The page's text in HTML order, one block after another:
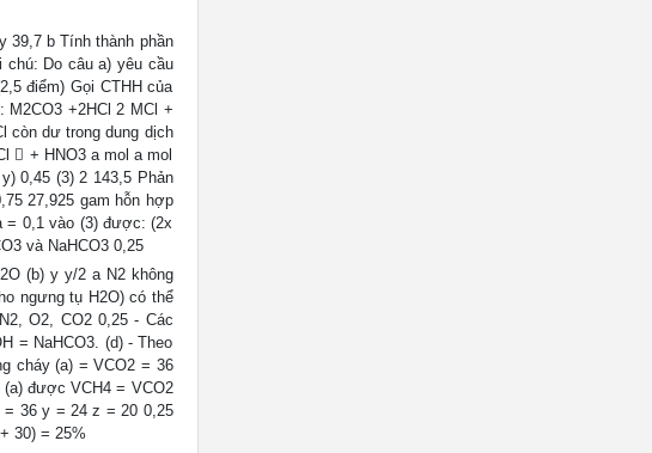
39,7 b Tính thành phần
chú: Do câu a) yêu cầu
điểm) Gọi CTHH của
+2HCl 2 MCl +
còn dư trong dung dịch
 + HNO3 a mol a mol
0,45 (3) 2 143,5 Phản
27,925 gam hỗn hợp
= 0,1 vào (3) được: (2x
và NaHCO3 0,25
(b) y y/2 a N2 không
ngưng tụ H2O) có thể
O2, CO2 0,25 - Các
= NaHCO3. (d) - Theo
cháy (a) = VCO2 = 36
được VCH4 = VCO2
36 y = 24 z = 20 0,25
30) = 25%